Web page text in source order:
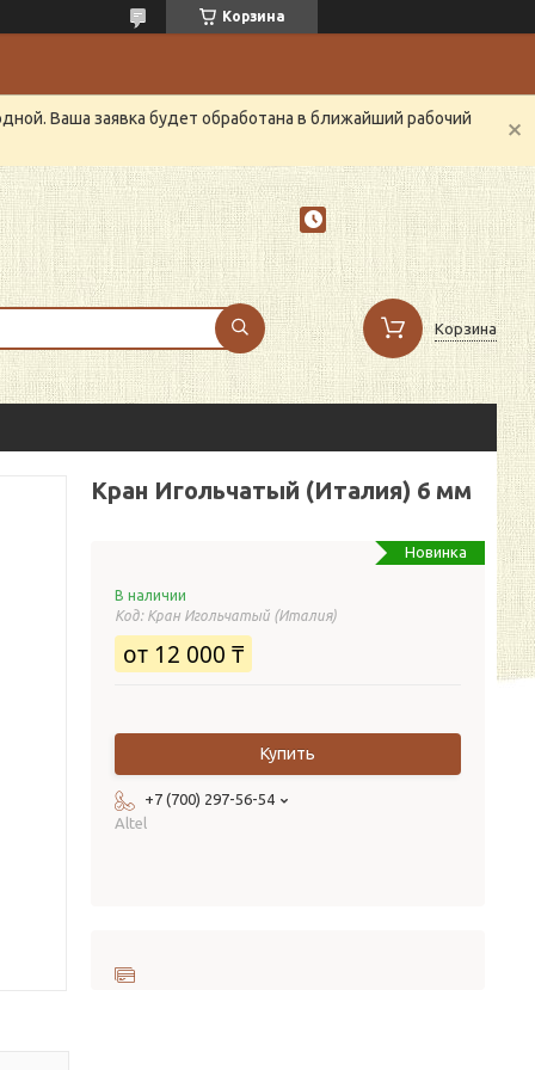
Корзина
Ваша заявка будет обработана в ближайший рабочий
Корзина
Кран Игольчатый (Италия) 6 мм
Новинка
В наличии
Код: Кран Игольчатый (Италия)
от 12 000 ₸
Купить
+7 (700) 297-56-54
Altel